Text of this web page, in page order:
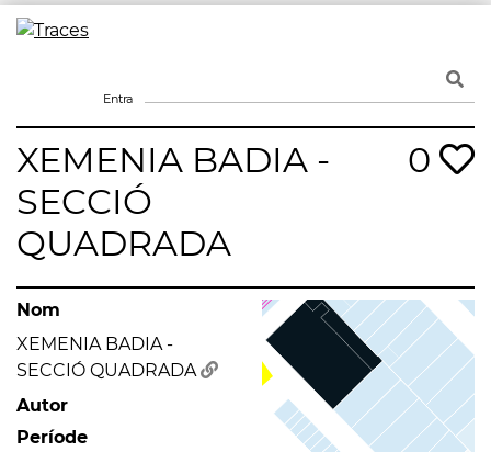
Skip
Entra
XEMENIA BADIA -
SECCIÓ
QUADRADA
0
Nom
XEMENIA BADIA -
SECCIÓ QUADRADA
Autor
Període